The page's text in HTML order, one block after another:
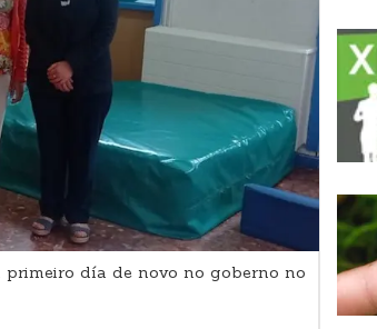
primeiro día de novo no goberno no